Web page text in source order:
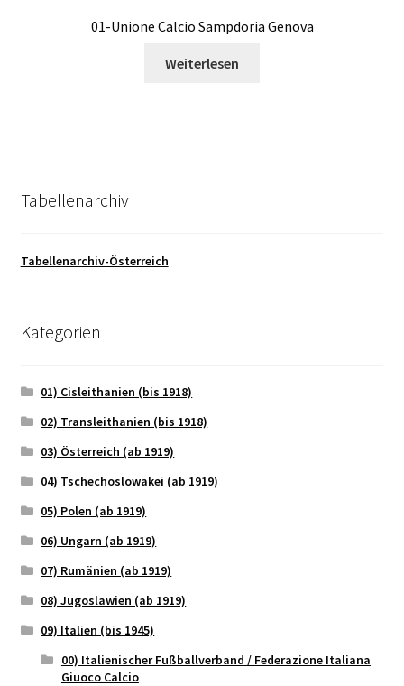
01-Unione Calcio Sampdoria Genova
Weiterlesen
Tabellenarchiv
Tabellenarchiv-Österreich
Kategorien
01) Cisleithanien (bis 1918)
02) Transleithanien (bis 1918)
03) Österreich (ab 1919)
04) Tschechoslowakei (ab 1919)
05) Polen (ab 1919)
06) Ungarn (ab 1919)
07) Rumänien (ab 1919)
08) Jugoslawien (ab 1919)
09) Italien (bis 1945)
00) Italienischer Fußballverband / Federazione Italiana
Giuoco Calcio